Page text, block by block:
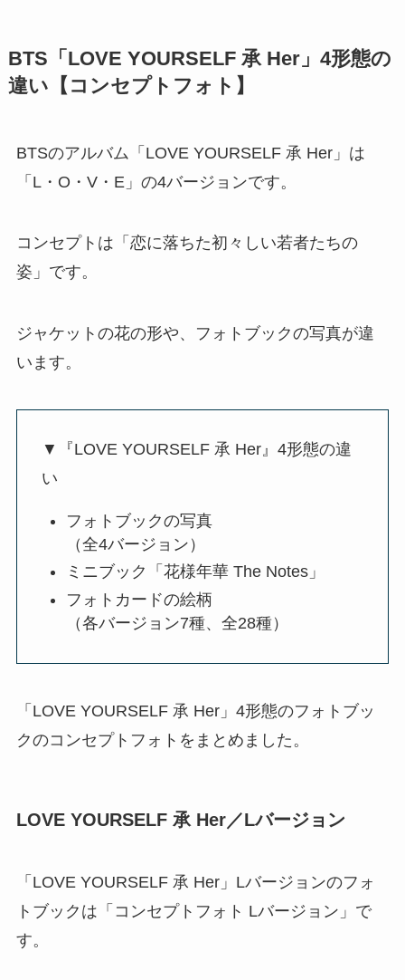
BTS「LOVE YOURSELF 承 Her」4形態の
違い【コンセプトフォト】
BTSのアルバム「LOVE YOURSELF 承 Her」は
「L・O・V・E」の4バージョンです。
コンセプトは「恋に落ちた初々しい若者たちの
姿」です。
ジャケットの花の形や、フォトブックの写真が違
います。
▼『LOVE YOURSELF 承 Her』4形態の違
い
フォトブックの写真
（全4バージョン）
ミニブック「花様年華 The Notes」
フォトカードの絵柄
（各バージョン7種、全28種）
「LOVE YOURSELF 承 Her」4形態のフォトブッ
クのコンセプトフォトをまとめました。
LOVE YOURSELF 承 Her／Lバージョン
「LOVE YOURSELF 承 Her」Lバージョンのフォ
トブックは「コンセプトフォト Lバージョン」で
す。